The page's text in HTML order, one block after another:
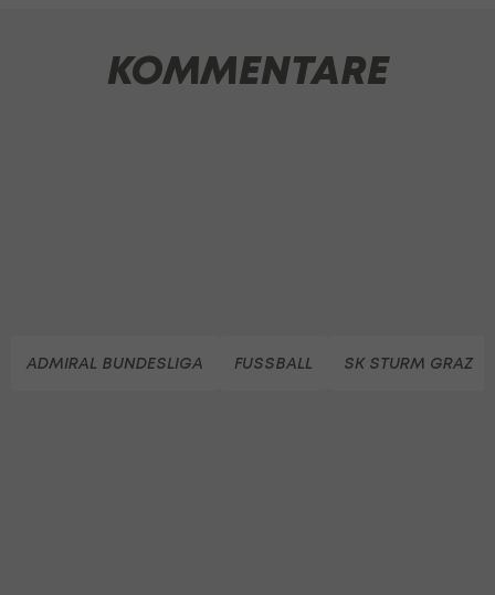
KOMMENTARE
ADMIRAL BUNDESLIGA FUSSBALL SK STURM GRAZ